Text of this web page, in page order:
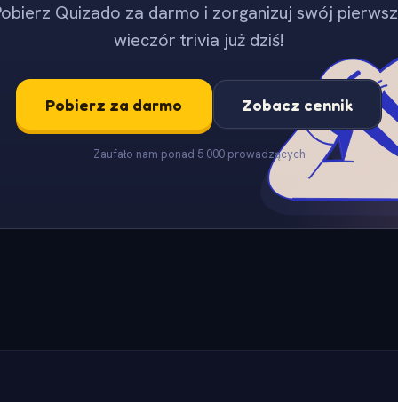
Quizado za darmo i zorganizuj swój
wieczór trivia już dziś!
Pobierz za darmo Zobacz cennik
Zaufało nam ponad 5 000 prowadzących